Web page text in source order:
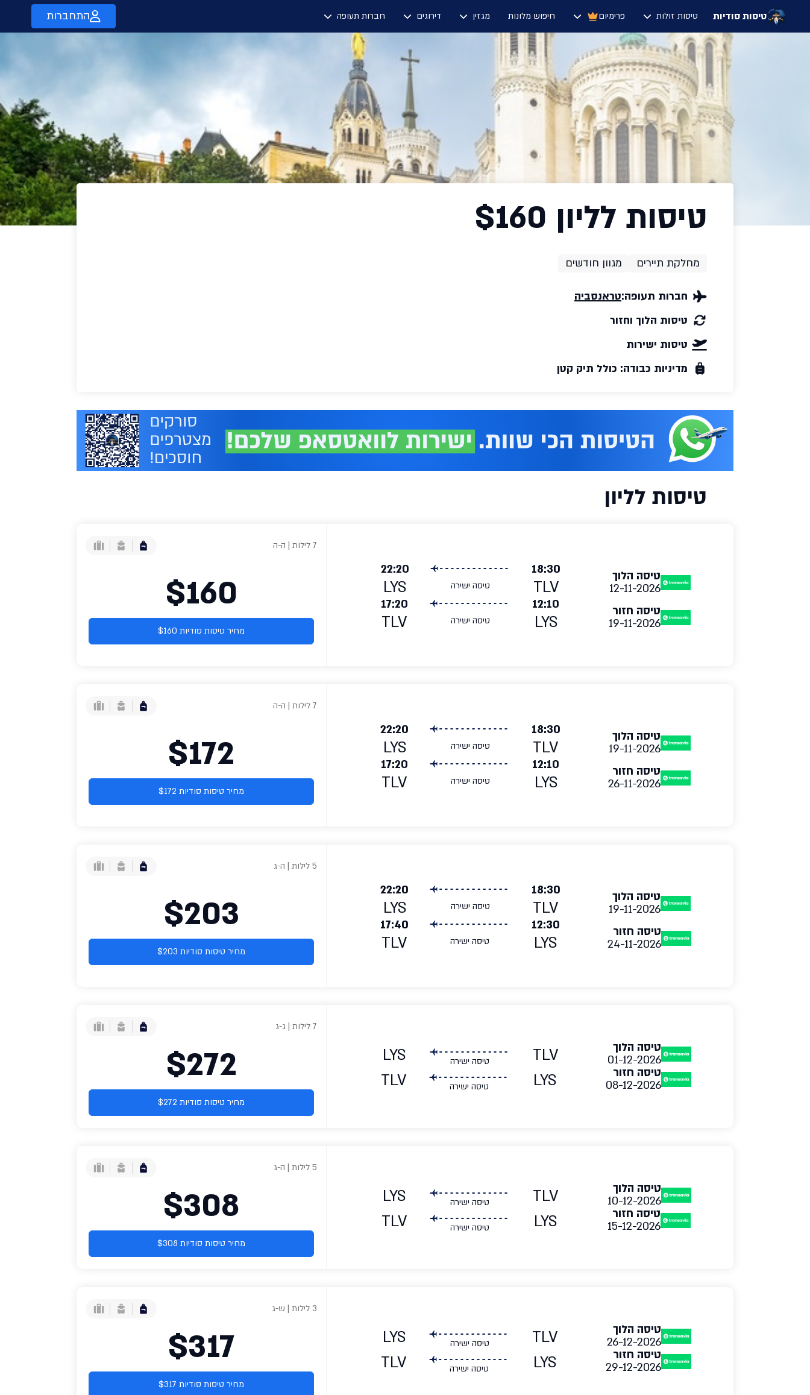
טיסות סודיות טיסות זולות פרימיום חיפוש מלונות מגזין דירוגים חברות תעופה התחברות
טיסות לליון $160
מחלקת תיירים מגוון חודשים
חברות תעופה:טראנסביה
טיסות הלוך וחזור
טיסות ישירות
מדיניות כבודה: כולל תיק קטן
טיסות לליון
טיסה הלוך
12-11-2026
18:30
TLV טיסה ישירה
22:20
LYS
טיסה חזור
19-11-2026
12:10
LYS טיסה ישירה
17:20
TLV
$160
7 לילות | ה-ה
מחיר טיסות סודיות $160
טיסה הלוך
19-11-2026
18:30
TLV טיסה ישירה
22:20
LYS
טיסה חזור
26-11-2026
12:10
LYS טיסה ישירה
17:20
TLV
$172
7 לילות | ה-ה
מחיר טיסות סודיות $172
טיסה הלוך
19-11-2026
18:30
TLV טיסה ישירה
22:20
LYS
טיסה חזור
24-11-2026
12:30
LYS טיסה ישירה
17:40
TLV
$203
5 לילות | ה-ג
מחיר טיסות סודיות $203
טיסה הלוך
01-12-2026
TLV טיסה ישירה LYS
טיסה חזור
08-12-2026
LYS טיסה ישירה TLV
$272
7 לילות | ג-ג
מחיר טיסות סודיות $272
טיסה הלוך
10-12-2026
TLV טיסה ישירה LYS
טיסה חזור
15-12-2026
LYS טיסה ישירה TLV
$308
5 לילות | ה-ג
מחיר טיסות סודיות $308
טיסה הלוך
26-12-2026
TLV טיסה ישירה LYS
טיסה חזור
29-12-2026
LYS טיסה ישירה TLV
$317
3 לילות | ש-ג
מחיר טיסות סודיות $317